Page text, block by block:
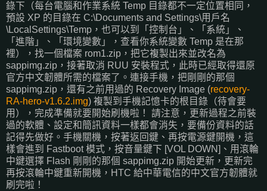
錄下（每台電腦和作業系統 Temp 目錄都不一定位置相同，
預設 XP 的目錄在 C:\Documents and Settings\用戶名
\LocalSettings\Temp，也可以到「控制台」、「系統」、
「進階」、「環境變數」，查看你系統變數 Temp 是在那
裡），找一個檔案 rom1.zip，把它複製出來並改名為
sappimg.zip，接著取消 RUU 安裝程式，此時已經取得還原
官方中文韌體所需的檔案了。連接手機，把剛剛的那個
sappimg.zip，還有之前用過的 Recovery Image (recovery-
RA-hero-v1.6.2.img) 複製到手機記憶卡的根目錄（待會要
用），完成準備就要開始刷機啦！ 請注意，更新過程之前裝
過的軟體、設定和簡訊資料一樣都會消失，要備份資料的話
記得先做好。手機關機，按著返回鍵、再按電源鍵開機，這
樣會進到 Fastboot 模式，按音量鍵下 [VOL DOWN]、用滾輪
中鍵選擇 Flash 剛剛的那個 sappimg.zip 開始更新，更新完
再按滾輪中鍵重新開機，HTC 給中華電信的中文官方韌體就
刷完啦！